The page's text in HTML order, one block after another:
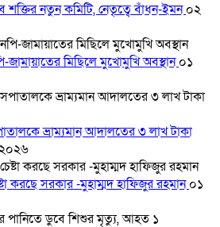
শক্তির নতুন কমিটি, নেতৃত্বে বাঁধন-ইমন০২
মিছিলে মুখোমুখি অবস্থান০১
ভ্রাম্যমান আদালতের ৩ লাখ টাকা
করছে সরকার -মুহাম্মদ হাফিজুর রহমান০১